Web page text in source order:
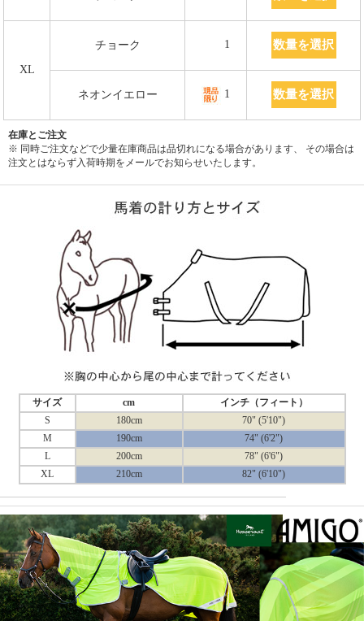
XL
チョーク 1 数量を選択
ネオンイエロー 1 数量を選択
在庫とご注文
※ 同時ご注文などで少量在庫商品は品切れになる場合があります、 その場合は
注文とはならず入荷時期をメールでお知らせいたします。
サイズ cm
インチ（フィート）
S
180cm
70" (5'10")
M
190cm
74" (6'2")
L
200cm
78" (6'6")
XL
210cm 82" (6'10")